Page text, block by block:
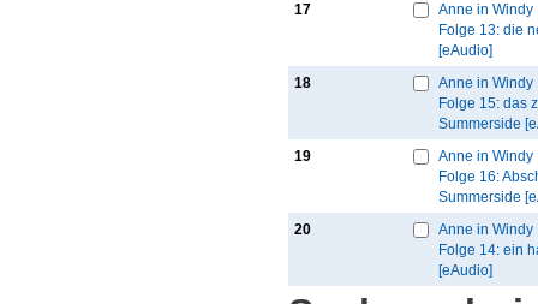
17
Anne in Windy
Folge 13: die
[eAudio]
18
Anne in Windy
Folge 15: das
Summerside
19
Anne in Windy
Folge 16:
Summerside
20
Anne in Windy
Folge 14: ein
[eAudio]